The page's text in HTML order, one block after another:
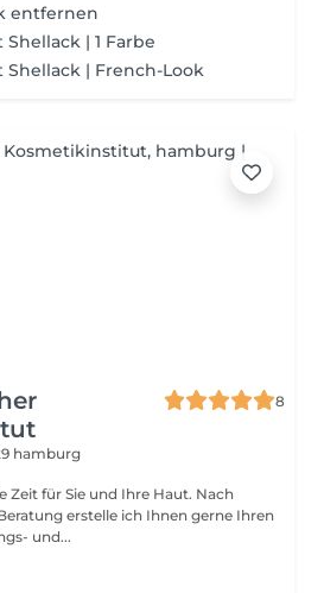
entfernen
| 1 Farbe
| French-Look
8
hamburg
für Sie und Ihre Haut. Nach
erstelle ich Ihnen gerne Ihren
und...